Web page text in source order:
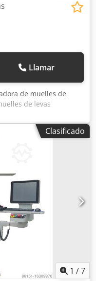
Llamar
de muelles de
de levas
Clasificado
1 /7